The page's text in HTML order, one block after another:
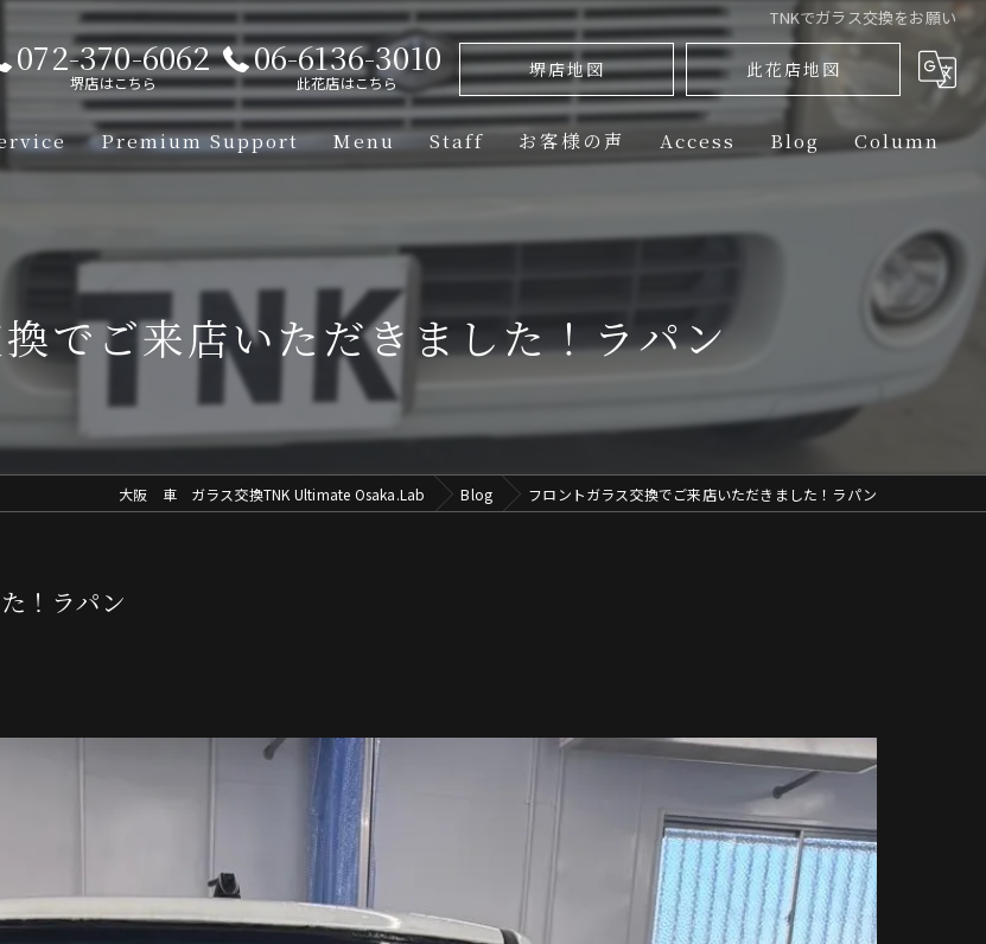
TNKでガラス交換をお願い
072-370-6062
堺店はこちら
06-6136-3010
此花店はこちら
堺店地図 此花店地図
Premium Support Menu
【Lamborghini】PPF（PAINT PROTECTION FILM） 部位別ラインナップ
【Mclaren】PPF（PAINT PROTECTION FILM） 部位別ラインナップ
【Aston-Martin】PPF（PAINT PROTECTION FILM） 部位別ラインナップ
【Porsche】PPF（PAINT PROTECTION FILM） 部位別ラインナップ
【Mercedes-Benz】PPF（PAINT PROTECTION FILM） 部位別ラインナップ
【Bentley】PPF（PAINT PROTECTION FILM） 部位別ラインナップ
【BMW】PPF（PAINT PROTECTION FILM） 部位別ラインナップ
Staff お客様の声 Access Blog Column
でご来店いただきました！ラパン
大阪 車 ガラス交換TNK Ultimate Osaka.Lab Blog フロントガラス交換でご来店いただきました！ラパン
！ラパン